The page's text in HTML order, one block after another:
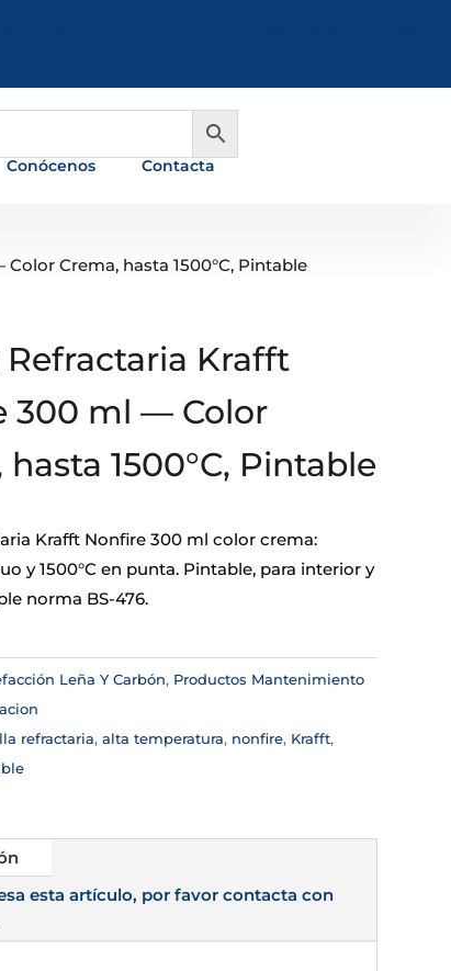
Conócenos Contacta
Crema, hasta 1500°C, Pintable
Refractaria Krafft
300 ml — Color
hasta 1500°C, Pintable
Krafft Nonfire 300 ml color crema:
y 1500°C en punta. Pintable, para interior y
norma BS-476.
Leña Y Carbón, Productos Mantenimiento
refractaria, alta temperatura, nonfire, Krafft,
esta artículo, por favor contacta con